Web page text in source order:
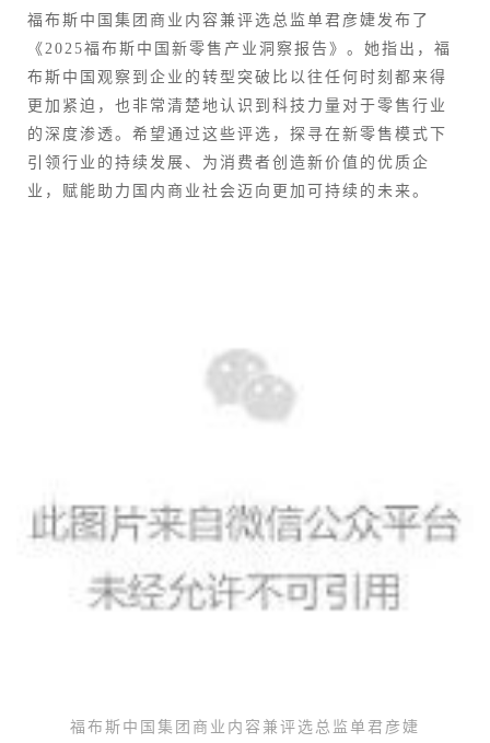
福布斯中国集团商业内容兼评选总监单君彦婕发布了
《2025福布斯中国新零售产业洞察报告》。她指出，福
布斯中国观察到企业的转型突破比以往任何时刻都来得
更加紧迫，也非常清楚地认识到科技力量对于零售行业
的深度渗透。希望通过这些评选，探寻在新零售模式下
引领行业的持续发展、为消费者创造新价值的优质企
业，赋能助力国内商业社会迈向更加可持续的未来。
福布斯中国集团商业内容兼评选总监单君彦婕